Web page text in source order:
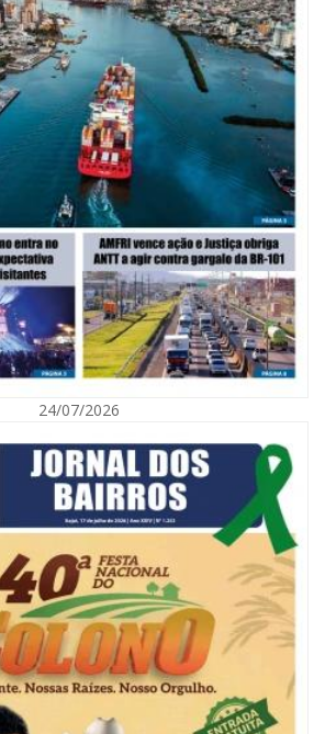
para Oficina Regional de Qualidade em
24/07/2026